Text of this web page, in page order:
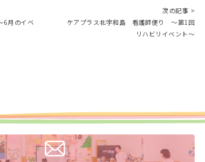
6月のイベ
次の記事 >
ケアプラス北宇和島 看護師便り ～第1回
リハビリイベント～